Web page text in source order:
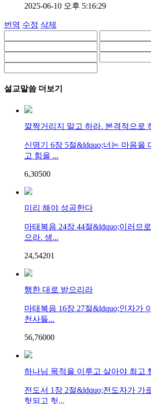
2025-06-10 오후 5:16:29
번역 수정 삭제
설교말씀 더보기
깔짝거리지 말고 하라. 본격적으로
신명기 6장 5절&ldquo;너는 마음을
고 힘을 ...
6,30500
미리 해야 성공한다
마태복음 24장 44절&ldquo;이러므
으라. 생...
24,54201
행한 대로 받으리라
마태복음 16장 27절&ldquo;인자가
천사들...
56,76000
하나님 목적을 이루고 살아야 최고
전도서 1장 2절&ldquo;전도자가 가
헛되고 헛...